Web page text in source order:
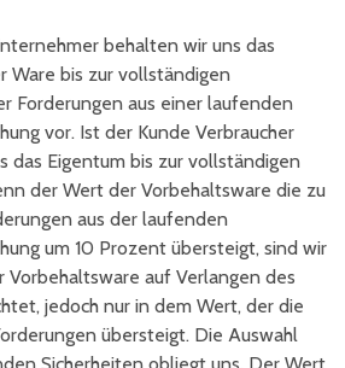
behalten wir uns das
Ware bis zur vollständigen
Forderungen aus einer laufenden
vor. Ist der Kunde Verbraucher
das Eigentum bis zur vollständigen
der Wert der Vorbehaltsware die zu
aus der laufenden
um 10 Prozent übersteigt, sind wir
Vorbehaltsware auf Verlangen des
jedoch nur in dem Wert, der die
übersteigt. Die Auswahl